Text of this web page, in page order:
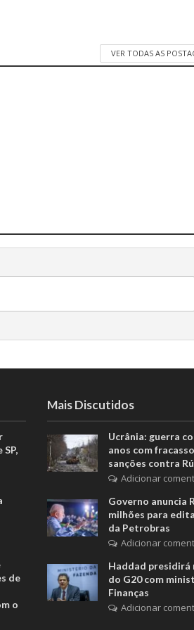
VER TODAS AS
de
o
Mais Discutidos
Ucrânia: guerra
anos com
sanções contra
Adicionar
Governo anuncia
milhões para
da Petrobras
Adicionar
Haddad presidirá
do G20 com
Finanças
Adicionar